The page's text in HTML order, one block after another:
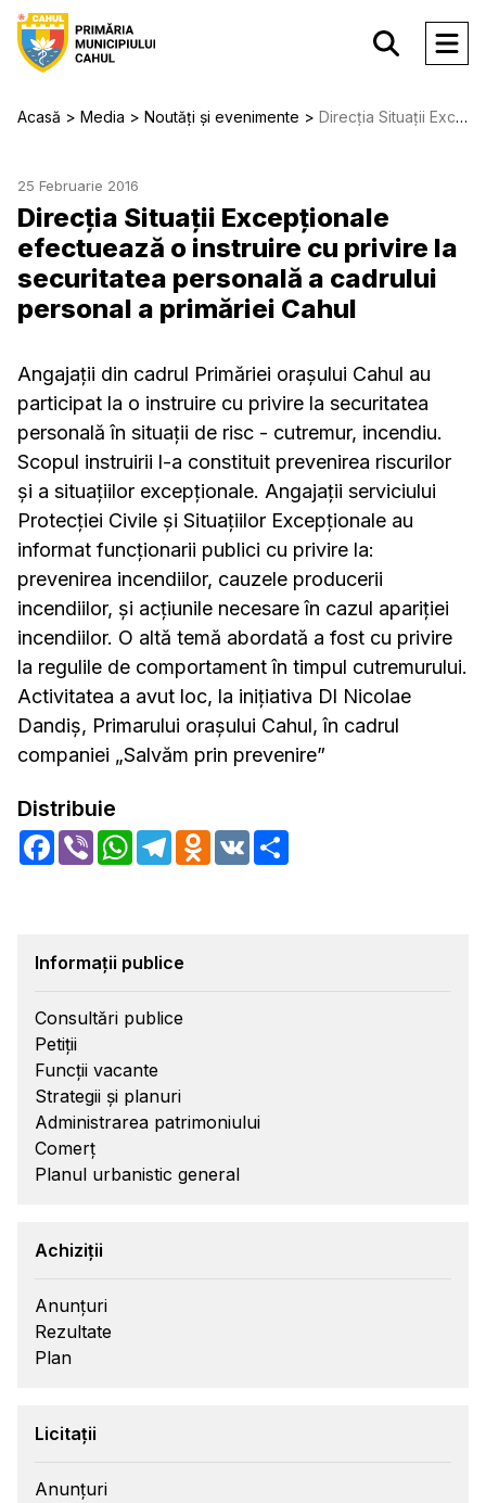
Acasă Media Noutăți și evenimente Direcția Situații Excepționale efectuează o instruire cu privire la securitatea personală a cadrului personal a primăriei Cahul
25 Februarie 2016
Direcția Situații Excepționale
efectuează o instruire cu privire la
securitatea personală a cadrului
personal a primăriei Cahul
Angajații din cadrul Primăriei orașului Cahul au
participat la o instruire cu privire la securitatea
personală în situații de risc - cutremur, incendiu.
Scopul instruirii l-a constituit prevenirea riscurilor
și a situațiilor excepționale. Angajații serviciului
Protecției Civile și Situațiilor Excepționale au
informat funcționarii publici cu privire la:
prevenirea incendiilor, cauzele producerii
incendiilor, și acțiunile necesare în cazul apariției
incendiilor. O altă temă abordată a fost cu privire
la regulile de comportament în timpul cutremurului.
Activitatea a avut loc, la inițiativa Dl Nicolae
Dandiș, Primarului orașului Cahul, în cadrul
companiei „Salvăm prin prevenire”
Distribuie
Facebook
Viber WhatsApp
TelegramOdnoklassniki
VK
Informații publice
Consultări publice
Petiții
Funcții vacante
Strategii și planuri
Administrarea patrimoniului
Comerț
Planul urbanistic general
Achiziții
Anunțuri
Rezultate
Plan
Licitații
Anunțuri